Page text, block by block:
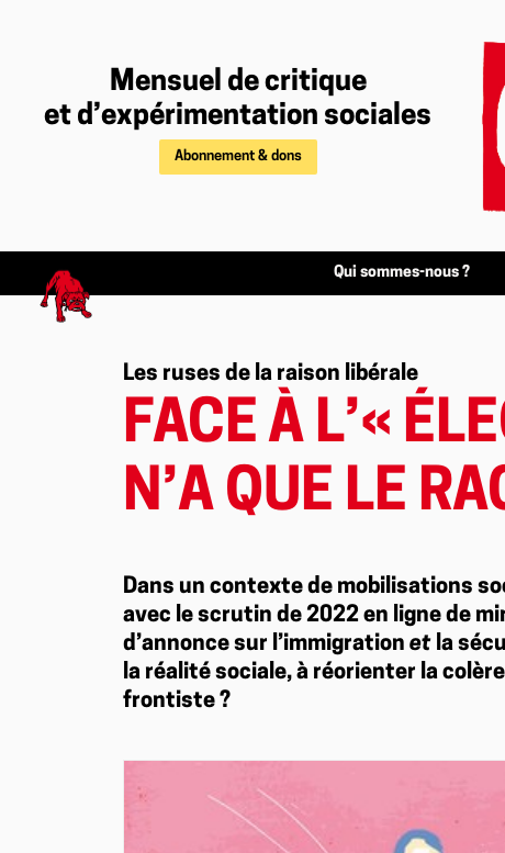
Mensuel de critique
et d’expérimentation sociales
Abonnement & dons
Qui sommes-nous ?
Les ruses de la raison libérale
FACE À L’«
N’A QUE LE
Dans un contexte de mobilisations
avec le scrutin de 2022 en ligne de
d’annonce sur l’immigration et la
la réalité sociale, à réorienter la
frontiste ?